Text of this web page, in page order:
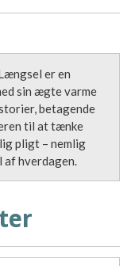
er en
sin ægte varme
betagende
til at tænke
pligt – nemlig
hverdagen.